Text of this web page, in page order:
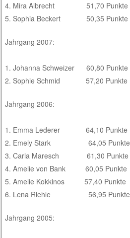
4. Mira Albrecht 51,70 Punkte
5. Sophia Beckert 50,35 Punkte
Jahrgang 2007:
1. Johanna Schweizer 60,80 Punkte
2. Sophie Schmid 57,20 Punkte
Jahrgang 2006:
1. Emma Lederer 64,10 Punkte
2. Emely Stark 64,05 Punkte
3. Carla Maresch 61,30 Punkte
4. Amelie von Bank 60,05 Punkte
5. Amelie Kokkinos 57,40 Punkte
6. Lena Riehle 56,95 Punkte
Jahrgang 2005: